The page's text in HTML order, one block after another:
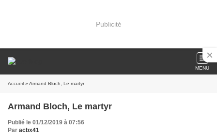
Publicité
MENU
Accueil » Armand Bloch, Le martyr
Armand Bloch, Le martyr
Publié le 01/12/2019 à 07:56
Par acbx41